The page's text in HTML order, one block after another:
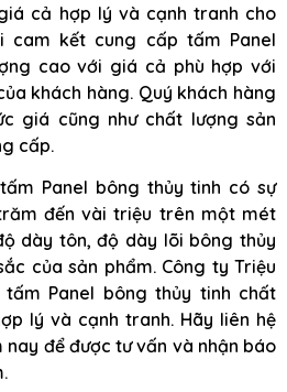
cả hợp lý và cạnh tranh cho
cam kết cung cấp tấm Panel
cao với giá cả phù hợp với
khách hàng. Quý khách hàng
giá cũng như chất lượng sản
cấp.
Panel bông thủy tinh có sự
đến vài triệu trên một mét
dày tôn, độ dày lõi bông thủy
của sản phẩm. Công ty Triệu
Panel bông thủy tinh chất
lý và cạnh tranh. Hãy liên hệ
để được tư vấn và nhận báo